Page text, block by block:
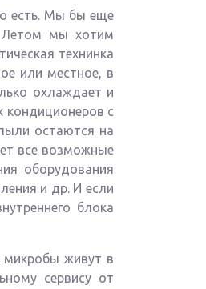
есть. Мы бы еще
Летом мы хотим
технинка
или местное, в
охлаждает и
кондиционеров с
остаются на
все возможные
оборудования
и др. И если
блока
живут в
сервису от